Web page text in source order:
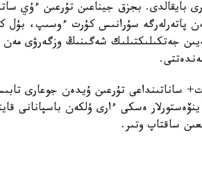
2021- 2023 -جىلدارى بايقالدى. بجزق جيناعىن
پاتەرلەرگە سۇرانىس كۇرت ءوسىپ، بۇل
جەتكىلىكتىلىك شەگىنىڭ وزگەرۋى
ساناتىنداعى تۇرعىن ۇيدەن جوعارى
ەسكى ءارى ۇلكەن باسپانانى
ساقتاپ وتىر.